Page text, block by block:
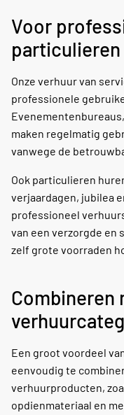
Voor
particulieren
Onze verhuur van
professionele
maken regelmatig
vanwege de
Ook particulieren
verjaardagen, jubilea
professioneel
van een verzorgde en
zelf grote voorraden
Combineren
Een groot voordeel
eenvoudig te
verhuurproducten,
opdienmateriaal en